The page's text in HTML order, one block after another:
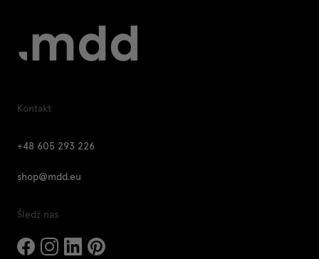
Kontakt
+48 605 293 226
shop@mdd.eu
Śledź nas